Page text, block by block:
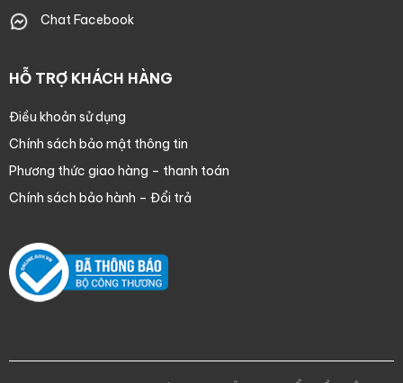
Chat Facebook
HỖ TRỢ KHÁCH HÀNG
Điều khoản sử dụng
Chính sách bảo mật thông tin
Phương thức giao hàng – thanh toán
Chính sách bảo hành – Đổi trả